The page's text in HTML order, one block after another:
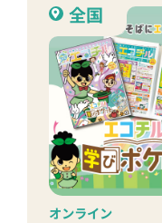
全国
オンライン